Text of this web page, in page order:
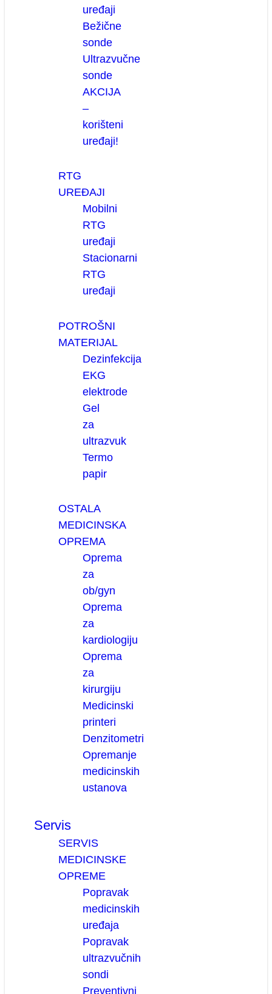
uređaji
Bežične
sonde
Ultrazvučne
sonde
AKCIJA
–
korišteni
uređaji!
RTG
UREĐAJI
Mobilni
RTG
uređaji
Stacionarni
RTG
uređaji
POTROŠNI
MATERIJAL
Dezinfekcija
EKG
elektrode
Gel
za
ultrazvuk
Termo
papir
OSTALA
MEDICINSKA
OPREMA
Oprema
za
ob/gyn
Oprema
za
kardiologiju
Oprema
za
kirurgiju
Medicinski
printeri
Denzitometri
Opremanje
medicinskih
ustanova
Servis
SERVIS
MEDICINSKE
OPREME
Popravak
medicinskih
uređaja
Popravak
ultrazvučnih
sondi
Preventivni